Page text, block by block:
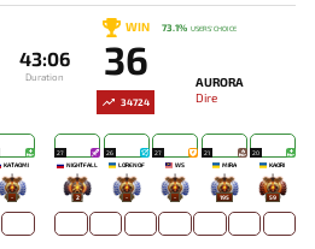
43:06
Duration
WIN
36
AURORA
Dire
34724
73.1% USERS' CHOICE
KATAOMI`
-
27
NIGHTFALL
2
26
LORENOF
-
27
WS
-
21
MIRA
195
20
KAORI
59